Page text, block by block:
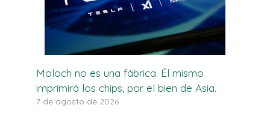
Moloch no es una fábrica. Él mismo
imprimirá los chips, por el bien de Asia.
7 de agosto de 2026